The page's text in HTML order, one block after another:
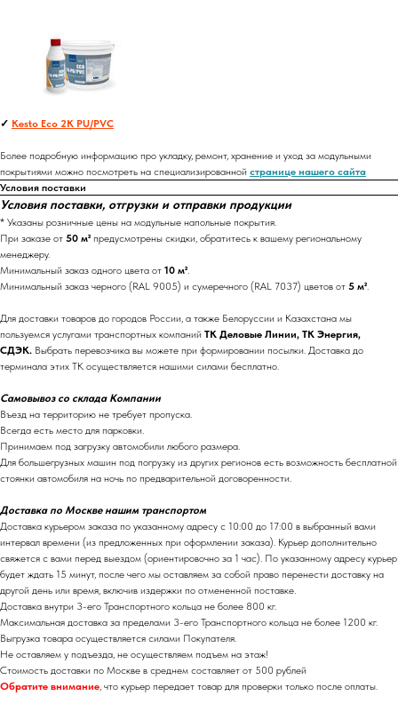
✓ Kesto Eco 2K PU/PVC
Более подробную информацию про укладку, ремонт, хранение и уход за модульными
покрытиями можно посмотреть на специализированной странице нашего сайта
Условия поставки
Условия поставки, отгрузки и отправки продукции
* Указаны розничные цены на модульные напольные покрытия.
При заказе от 50 м² предусмотрены скидки, обратитесь к вашему региональному
менеджеру.
Минимальный заказ одного цвета от 10 м².
Минимальный заказ черного (RAL 9005) и сумеречного (RAL 7037) цветов от 5 м².
Для доставки товаров до городов России, а также Белоруссии и Казахстана мы
пользуемся услугами транспортных компаний ТК Деловые Линии, ТК Энергия,
СДЭК. Выбрать перевозчика вы можете при формировании посылки. Доставка до
терминала этих ТК осуществляется нашими силами бесплатно.
Самовывоз со склада Компании
Въезд на территорию не требует пропуска.
Всегда есть место для парковки.
Принимаем под загрузку автомобили любого размера.
Для большегрузных машин под погрузку из других регионов есть возможность бесплатной
стоянки автомобиля на ночь по предварительной договоренности.
Доставка по Москве нашим транспортом
Доставка курьером заказа по указанному адресу с 10:00 до 17:00 в выбранный вами
интервал времени (из предложенных при оформлении заказа). Курьер дополнительно
свяжется с вами перед выездом (ориентировочно за 1 час). По указанному адресу курьер
будет ждать 15 минут, после чего мы оставляем за собой право перенести доставку на
другой день или время, включив издержки по отмененной поставке.
Доставка внутри 3-его Транспортного кольца не более 800 кг.
Максимальная доставка за пределами 3-его Транспортного кольца не более 1200 кг.
Выгрузка товара осуществляется силами Покупателя.
Не оставляем у подъезда, не осуществляем подъем на этаж!
Стоимость доставки по Москве в среднем составляет от 500 рублей
Обратите внимание, что курьер передает товар для проверки только после оплаты.